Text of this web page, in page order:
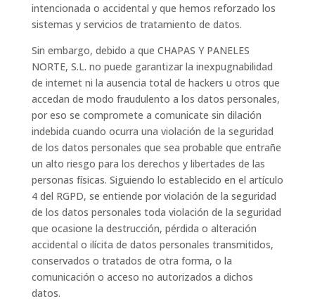
intencionada o accidental y que hemos reforzado los
sistemas y servicios de tratamiento de datos.
Sin embargo, debido a que CHAPAS Y PANELES
NORTE, S.L. no puede garantizar la inexpugnabilidad
de internet ni la ausencia total de hackers u otros que
accedan de modo fraudulento a los datos personales,
por eso se compromete a comunicate sin dilación
indebida cuando ocurra una violación de la seguridad
de los datos personales que sea probable que entrañe
un alto riesgo para los derechos y libertades de las
personas físicas. Siguiendo lo establecido en el artículo
4 del RGPD, se entiende por violación de la seguridad
de los datos personales toda violación de la seguridad
que ocasione la destrucción, pérdida o alteración
accidental o ilícita de datos personales transmitidos,
conservados o tratados de otra forma, o la
comunicación o acceso no autorizados a dichos
datos.